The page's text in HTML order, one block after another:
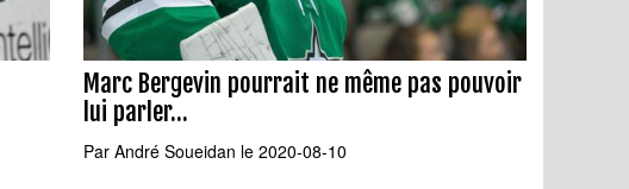
Marc Bergevin pourrait ne même pas pouvoir
lui parler...
Par André Soueidan le 2020-08-10